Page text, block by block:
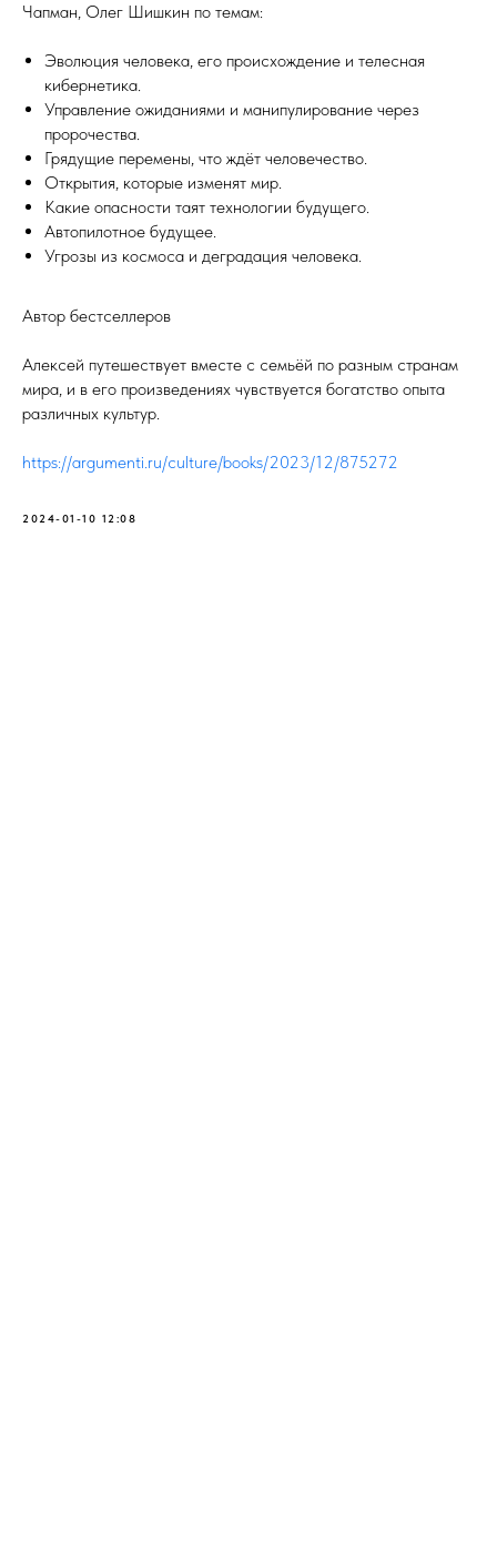
Чапман, Олег Шишкин по темам:
Эволюция человека, его происхождение и телесная
кибернетика.
Управление ожиданиями и манипулирование через
пророчества.
Грядущие перемены, что ждёт человечество.
Открытия, которые изменят мир.
Какие опасности таят технологии будущего.
Автопилотное будущее.
Угрозы из космоса и деградация человека.
Автор бестселлеров
Алексей путешествует вместе с семьёй по разным странам
мира, и в его произведениях чувствуется богатство опыта
различных культур.
https://argumenti.ru/culture/books/2023/12/875272
2024-01-10 12:08